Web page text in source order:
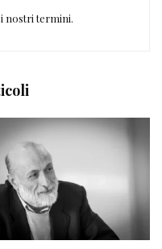
i nostri termini.